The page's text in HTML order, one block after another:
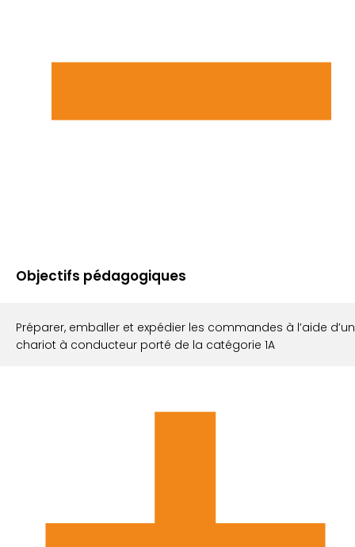
Objectifs pédagogiques
Préparer, emballer et expédier les commandes à l’aide d’un
chariot à conducteur porté de la catégorie 1A